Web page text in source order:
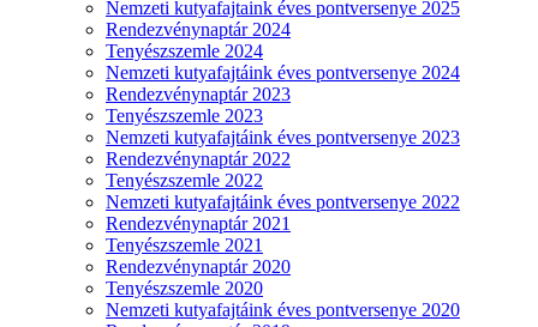
Nemzeti kutyafajtaink éves pontversenye 2025
Rendezvénynaptár 2024
Tenyészszemle 2024
Nemzeti kutyafajtáink éves pontversenye 2024
Rendezvénynaptár 2023
Tenyészszemle 2023
Nemzeti kutyafajtáink éves pontversenye 2023
Rendezvénynaptár 2022
Tenyészszemle 2022
Nemzeti kutyafajtáink éves pontversenye 2022
Rendezvénynaptár 2021
Tenyészszemle 2021
Rendezvénynaptár 2020
Tenyészszemle 2020
Nemzeti kutyafajtáink éves pontversenye 2020